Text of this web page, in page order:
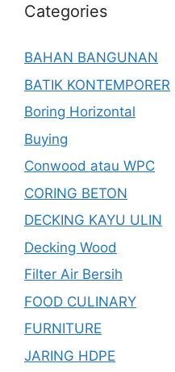
Categories
BAHAN BANGUNAN
BATIK KONTEMPORER
Boring Horizontal
Buying
Conwood atau WPC
CORING BETON
DECKING KAYU ULIN
Decking Wood
Filter Air Bersih
FOOD CULINARY
FURNITURE
JARING HDPE